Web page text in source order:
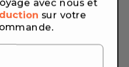
sur votre